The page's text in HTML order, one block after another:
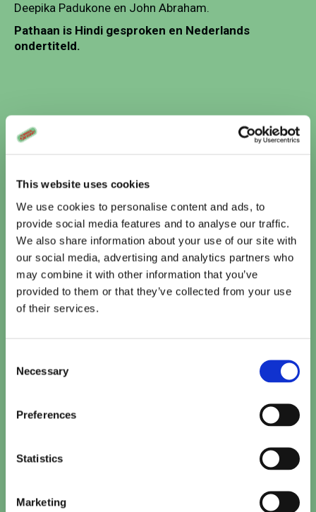
This website uses cookies
We use cookies to personalise content and ads, to
provide social media features and to analyse our traffic.
We also share information about your use of our site with
our social media, advertising and analytics partners who
may combine it with other information that you’ve
provided to them or that they’ve collected from your use
of their services.
Selection
Necessary
Preferences
Statistics
Marketing
Deepika Padukone en John Abraham.
Pathaan is Hindi gesproken en Nederlands
ondertiteld.
Vandaag
Toy Story 5 (2D NL)
15:20
Paw Patrol: De Dinofilm (NL)
Minions & Monsters (NL)
Kattenkwaad in Egypte
TICKETS
Saqr W Kanaria